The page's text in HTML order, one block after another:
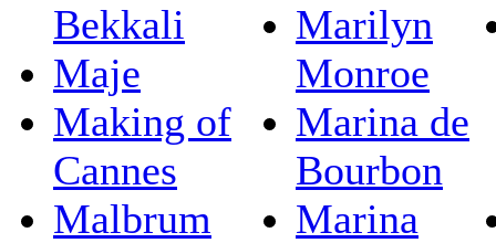
Bekkali
Maje
Making of
Cannes
Malbrum
Marilyn
Monroe
Marina de
Bourbon
Marina